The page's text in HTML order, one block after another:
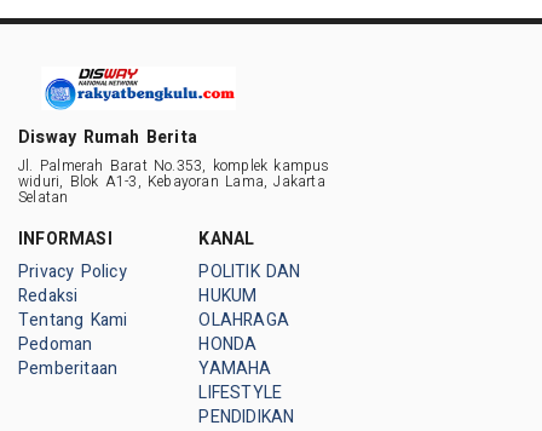
Disway Rumah Berita
Jl. Palmerah Barat No.353, komplek kampus
widuri, Blok A1-3, Kebayoran Lama, Jakarta
Selatan
INFORMASI
Privacy Policy
Redaksi
Tentang Kami
Pedoman
Pemberitaan
KANAL
POLITIK DAN
HUKUM
OLAHRAGA
HONDA
YAMAHA
LIFESTYLE
PENDIDIKAN